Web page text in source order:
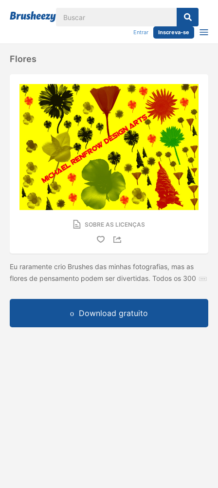
Entrar Inscreva-se
Flores
SOBRE AS LICENÇAS
Eu raramente crio Brushes das minhas fotografias, mas as
flores de pensamento podem ser divertidas. Todos os 300
Download gratuito